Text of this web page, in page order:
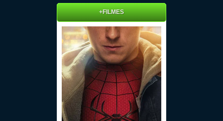
+FILMES